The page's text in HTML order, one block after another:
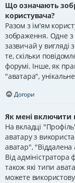
Що означають
користувача?
Разом з ім'ям
зображення. Одне з
зазвичай у вигляді
те, скільки
форумі. Інше, як
"аватара",
Догори
Як мені включити
На вкладці
аватару з
аватар",
Від
також які типи
можете